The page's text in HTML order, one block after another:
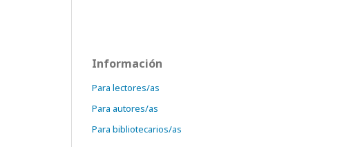
Información
Para lectores/as
Para autores/as
Para bibliotecarios/as